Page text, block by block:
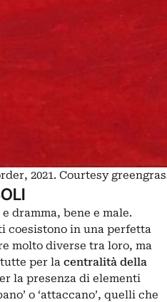
2021. Courtesy
dramma, bene e male.
coesistono in una perfetta
molto diverse tra loro, ma
per la centralità della
la presenza di elementi
o ‘attaccano’, quelli che